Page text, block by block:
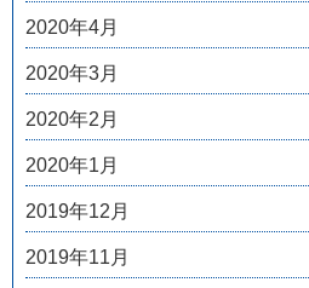
2020年4月
2020年3月
2020年2月
2020年1月
2019年12月
2019年11月